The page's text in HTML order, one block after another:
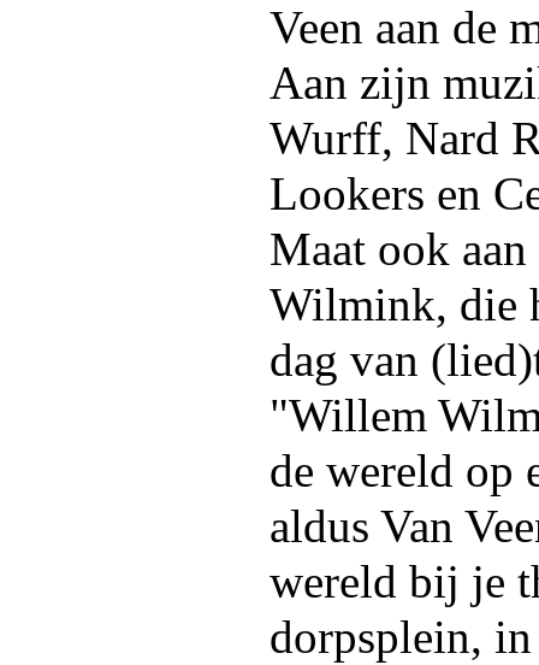
Veen aan de
Aan zijn
Wurff, Nard
Lookers en
Maat ook
Wilmink, die
dag van
"Willem
de wereld op
aldus Van
wereld bij je
dorpsplein,